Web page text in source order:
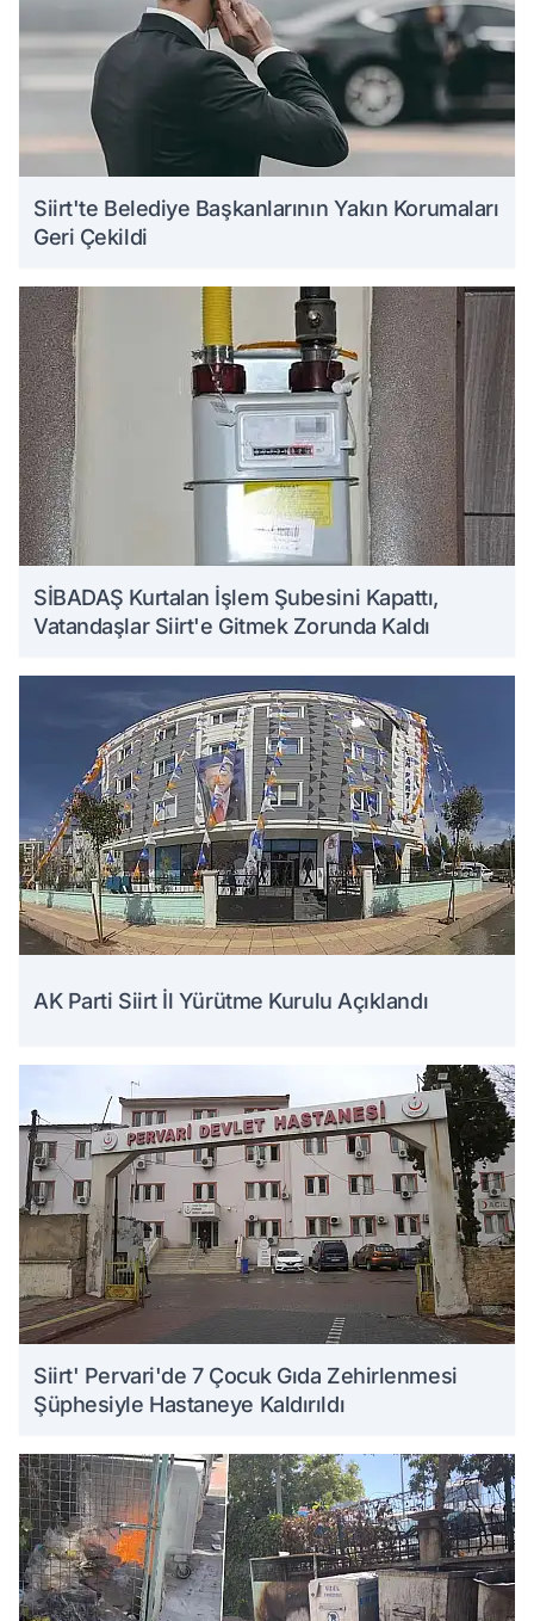
Siirt'te Belediye Başkanlarının Yakın Korumaları
Geri Çekildi
SİBADAŞ Kurtalan İşlem Şubesini Kapattı,
Vatandaşlar Siirt'e Gitmek Zorunda Kaldı
AK Parti Siirt İl Yürütme Kurulu Açıklandı
Siirt' Pervari'de 7 Çocuk Gıda Zehirlenmesi
Şüphesiyle Hastaneye Kaldırıldı